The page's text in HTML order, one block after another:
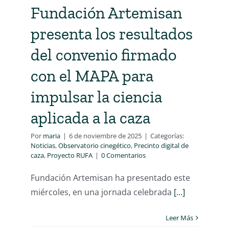
Fundación Artemisan
presenta los resultados
del convenio firmado
con el MAPA para
impulsar la ciencia
aplicada a la caza
Por maria | 6 de noviembre de 2025 | Categorías:
Noticias,Observatorio cinegético, Precinto digital de
caza, Proyecto RUFA | 0 Comentarios
Fundación Artemisan ha presentado este
miércoles, en una jornada celebrada [...]
Leer Más